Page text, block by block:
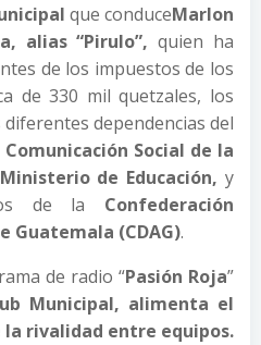
que conduceMarlon
alias “Pirulo”, quien ha
de los impuestos de los
de 330 mil quetzales, los
dependencias del
Social de la
de Educación,y
de la Confederación
Guatemala (CDAG).
de radio “Pasión Roja”
Municipal, alimenta el
rivalidad entre equipos.